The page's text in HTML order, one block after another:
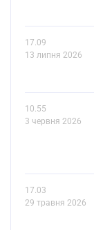
17.09
13 липня 2026
10.55
3 червня 2026
17.03
29 травня 2026